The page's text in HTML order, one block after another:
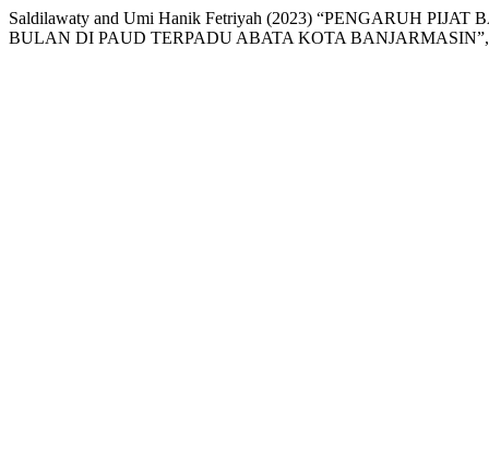
Saldilawaty and Umi Hanik Fetriyah (2023) “PENGARUH
BULAN DI PAUD TERPADU ABATA KOTA